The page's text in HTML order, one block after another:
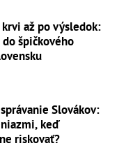
až po výsledok:
špičkového
Slovákov:
keď
riskovať?